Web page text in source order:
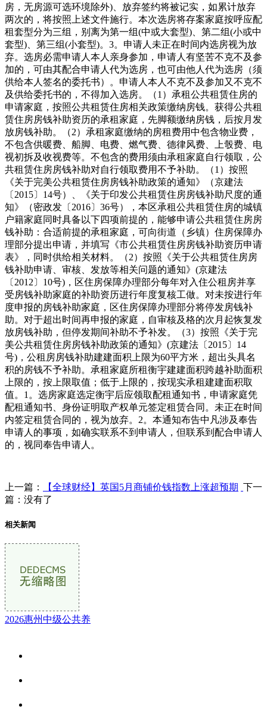
房，无房源可选环境除外)、放弃签约将被记实，如累计放弃
两次的，将按照上述文件施行。本次选房将存案家庭按呼应配
租套型分为三组，别离为第一组(中或大套型)、第二组(小或中
套型)、第三组(小套型)。3。申请人未正在时间内选房视为放
弃。选房必需申请人本人亲身参加，申请人有坚苦不克不及参
加的，可由其配合申请人代为选房，也可由他人代为选房（须
供给本人签名的委托书）。申请人本人不克不及参加又不克不
及供给委托书的，不得加入选房。（1）承租公共租赁住房的
申请家庭，按照公共租赁住房相关政策缴纳房钱。获得公共租
赁住房房钱补助资历的承租家庭，先脚额缴纳房钱，后按月发
放房钱补助。（2）承租家庭缴纳的房租费用中包含物业费，
不包含供暖费、船脚、电费、燃气费、德律风费、上彀费、电
视初拆及收视费等。不包含的费用须由承租家庭自行领取，公
共租赁住房房钱补助对自行领取费用不予补助。（1）按照
《关于完美公共租赁住房房钱补助政策的通知》（京建法
〔2015〕14号）、《关于印发公共租赁住房房钱补助尺度的通
知》（密政发〔2016〕36号），本区承租公共租赁住房的城镇
户籍家庭同时具备以下四项前提的，能够申请公共租赁住房房
钱补助：合适前提的承租家庭，可向街道（乡镇）住房保障办
理部分提出申请，并填写《市公共租赁住房房钱补助资历申请
表》，同时供给相关材料。（2）按照《关于公共租赁住房房
钱补助申请、审核、发放等相关问题的通知》(京建法
〔2012〕10号)，区住房保障办理部分每年对入住公租房并享
受房钱补助家庭的补助资历进行年度复核工做。对未按进行年
度申报的房钱补助家庭，区住房保障办理部分将停发房钱补
助。对于超出时间再申报的家庭，自审核及格的次月起恢复发
放房钱补助，但停发期间补助不予补发。（3）按照《关于完
美公共租赁住房房钱补助政策的通知》(京建法〔2015〕14
号)，公租房房钱补助建建面积上限为60平方米，超出头具名
积的房钱不予补助。承租家庭所租衡宇建建面积跨越补助面积
上限的，按上限取值；低于上限的，按现实承租建建面积取
值。1。选房家庭选定衡宇后应领取配租通知书，申请家庭凭
配租通知书、身份证明取产权单元签定租赁合同。未正在时间
内签定租赁合同的，视为放弃。2。本通知布告中凡涉及奉告
申请人的事项，如确实联系不到申请人，但联系到配合申请人
的，视同奉告申请人。
上一篇： 【全球财经】英国5月商铺价钱指数上涨超预期 下一
篇：没有了
相关新闻
2026惠州中级公共养